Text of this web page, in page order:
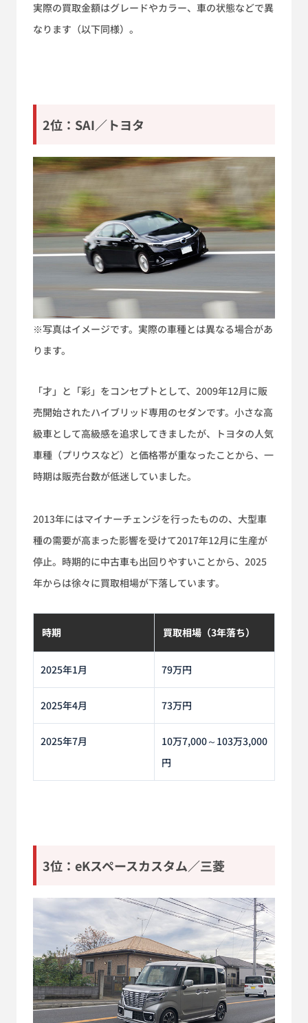
実際の買取金額はグレードやカラー、車の状態などで異
なります（以下同様）。
2位：SAI／トヨタ
※写真はイメージです。実際の車種とは異なる場合があ
ります。
「才」と「彩」をコンセプトとして、2009年12月に販
売開始されたハイブリッド専用のセダンです。小さな高
級車として高級感を追求してきましたが、トヨタの人気
車種（プリウスなど）と価格帯が重なったことから、一
時期は販売台数が低迷していました。
2013年にはマイナーチェンジを行ったものの、大型車
種の需要が高まった影響を受けて2017年12月に生産が
停止。時期的に中古車も出回りやすいことから、2025
年からは徐々に買取相場が下落しています。
時期 買取相場（3年落ち）
2025年1月 79万円
2025年4月 73万円
2025年7月
10万7,000～103万3,000
円
3位：eKスペースカスタム／三菱